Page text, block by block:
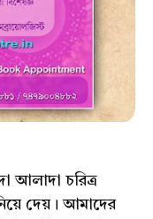
চরিত্র
দেয়। আমাদের